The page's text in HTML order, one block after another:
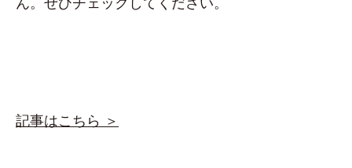
記事はこちら ＞